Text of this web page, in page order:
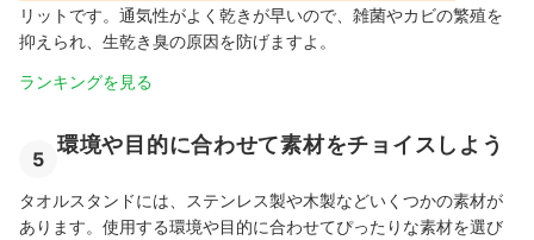
リットです。通気性がよく乾きが早いので、雑菌やカビの繁殖を
抑えられ、生乾き臭の原因を防げますよ。
ランキングを見る
5
環境や目的に合わせて素材をチョイスしよう
タオルスタンドには、ステンレス製や木製などいくつかの素材が
あります。使用する環境や目的に合わせてぴったりな素材を選び